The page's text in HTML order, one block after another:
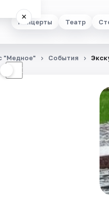
Концерты Театр
×
☾
"Медное" События